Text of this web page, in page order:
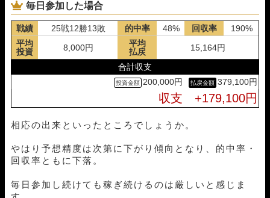
毎日参加した場合
戦績 25戦12勝13敗 的中率 48% 回収率
190%
平均
投資
8,000円
平均
払戻
15,164円
合計収支
200,000円
379,100円
収支 +179,100円
相応の出来といったところでしょうか。
やはり予想精度は次第に下がり傾向となり、的中率・
回収率ともに下落。
毎日参加し続けても稼ぎ続けるのは厳しいと感じま